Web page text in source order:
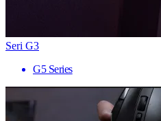
Seri G3
G5 Series